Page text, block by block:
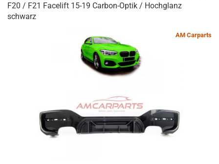
F20 / F21 Facelift 15-19 Carbon-Optik / Hochglanz
schwarz
AM Carparts